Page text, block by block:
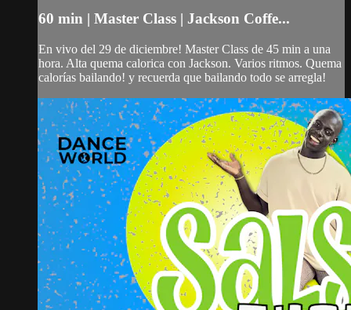
60 min | Master Class | Jackson Coffe...
En vivo del 29 de diciembre! Master Class de 45 min a una
hora. Alta quema calorica con Jackson. Varios ritmos. Quema
calorías bailando! y recuerda que bailando todo se arregla!